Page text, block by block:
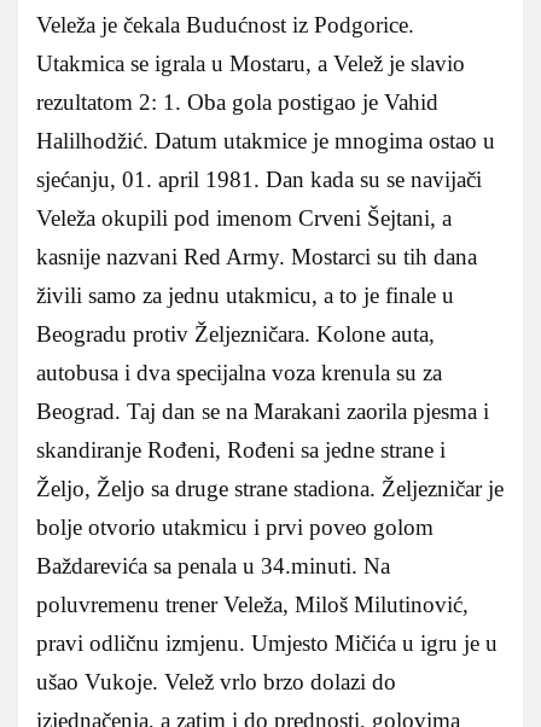
Veleža je čekala Budućnost iz Podgorice.
Utakmica se igrala u Mostaru, a Velež je slavio
rezultatom 2: 1. Oba gola postigao je Vahid
Halilhodžić. Datum utakmice je mnogima ostao u
sjećanju, 01. april 1981. Dan kada su se navijači
Veleža okupili pod imenom Crveni Šejtani, a
kasnije nazvani Red Army. Mostarci su tih dana
živili samo za jednu utakmicu, a to je finale u
Beogradu protiv Željezničara. Kolone auta,
autobusa i dva specijalna voza krenula su za
Beograd. Taj dan se na Marakani zaorila pjesma i
skandiranje Rođeni, Rođeni sa jedne strane i
Željo, Željo sa druge strane stadiona. Željezničar je
bolje otvorio utakmicu i prvi poveo golom
Baždarevića sa penala u 34.minuti. Na
poluvremenu trener Veleža, Miloš Milutinović,
pravi odličnu izmjenu. Umjesto Mičića u igru je u
ušao Vukoje. Velež vrlo brzo dolazi do
izjednačenja, a zatim i do prednosti, golovima